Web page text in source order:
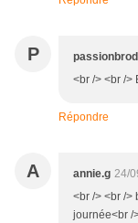
P
<br /> <br />
Répondre
A annie.g 24/
<br /> <br />
journée<br /